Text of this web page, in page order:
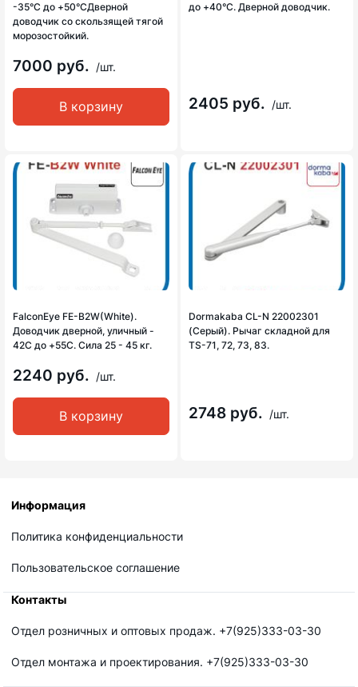
-35°С до +50°СДверной
доводчик со скользящей тягой
морозостойкий.
7000 руб. /шт.
В корзину
до +40°С. Дверной доводчик.
2405 руб. /шт.
FalconEye FE-B2W(White).
Доводчик дверной, уличный -
42С до +55С. Сила 25 - 45 кг.
2240 руб. /шт.
В корзину
Dormakaba CL-N 22002301
(Серый). Рычаг складной для
TS-71, 72, 73, 83.
2748 руб. /шт.
Информация
Политика конфиденциальности
Пользовательское соглашение
Контакты
Отдел розничных и оптовых продаж. +7(925)333-03-30
Отдел монтажа и проектирования. +7(925)333-03-30